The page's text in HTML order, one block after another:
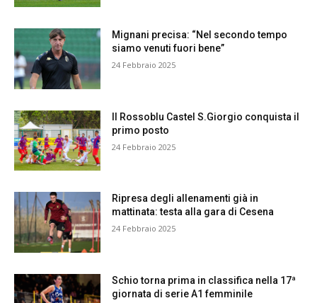
Mignani precisa: “Nel secondo tempo
siamo venuti fuori bene”
24 Febbraio 2025
Il Rossoblu Castel S.Giorgio conquista il
primo posto
24 Febbraio 2025
Ripresa degli allenamenti già in
mattinata: testa alla gara di Cesena
24 Febbraio 2025
Schio torna prima in classifica nella 17ª
giornata di serie A1 femminile